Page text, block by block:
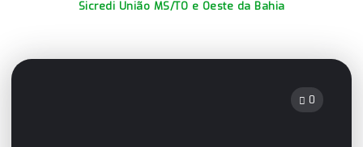
Sicredi União MS/TO e Oeste da Bahia
0